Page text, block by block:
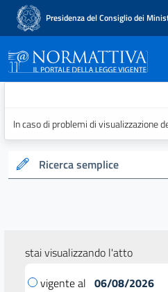
Presidenza del Consiglio dei
Normattiva -
In caso di problemi di visualizzazione
Ricerca semplice
stai visualizzando l'atto
vigente al